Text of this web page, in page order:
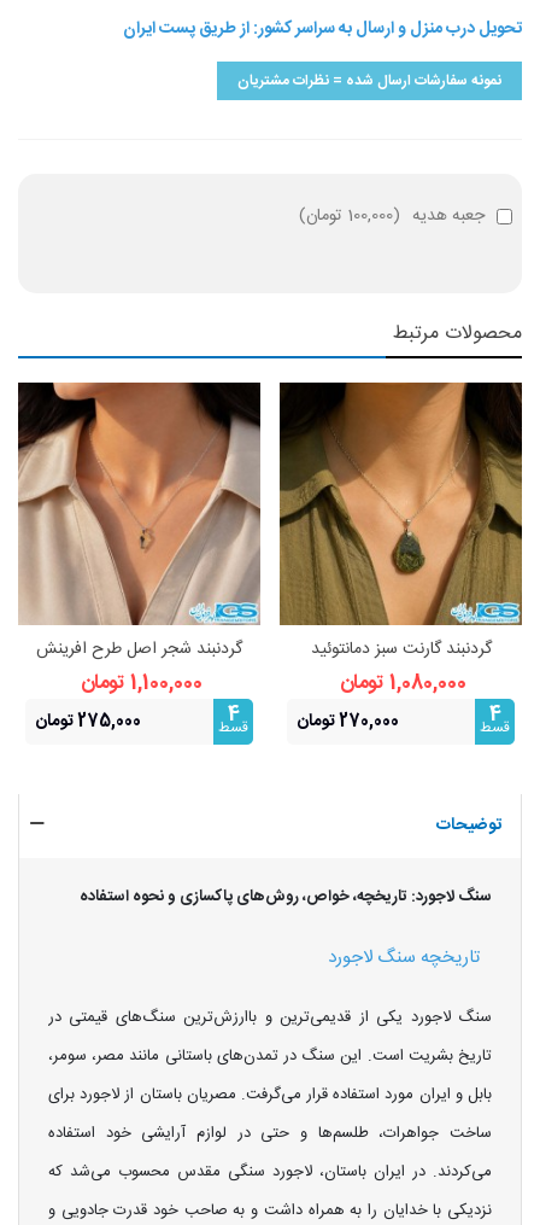
تحویل درب منزل و ارسال به سراسر کشور: از طریق پست ایران
نمونه سفارشات ارسال شده = نظرات مشتریان
جعبه هدیه (100,000 تومان )
محصولات مرتبط
گردنبند گارنت سبز دمانتوئید
(بازنجیراستیل)
1,080,000 تومان
4
قسط 270,000 تومان
گردنبند شجر اصل طرح افرینش
(بازنجیراستیل) | نماد رشد و
فراوانی1,100,000 تومان
4
قسط 275,000 تومان
توضیحات
سنگ لاجورد: تاریخچه، خواص، روش‌های پاکسازی و نحوه استفاده
تاریخچه سنگ لاجورد
سنگ لاجورد یکی از قدیمی‌ترین و باارزش‌ترین سنگ‌های قیمتی در
تاریخ بشریت است. این سنگ در تمدن‌های باستانی مانند مصر، سومر،
بابل و ایران مورد استفاده قرار می‌گرفت. مصریان باستان از لاجورد برای
ساخت جواهرات، طلسم‌ها و حتی در لوازم آرایشی خود استفاده
می‌کردند. در ایران باستان، لاجورد سنگی مقدس محسوب می‌شد که
نزدیکی با خدایان را به همراه داشت و به صاحب خود قدرت جادویی و